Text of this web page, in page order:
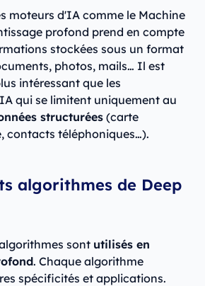
moteurs d'IA comme le Machine
profond prend en compte
stockées sous un format
photos, mails… Il est
intéressant que les
qui se limitent uniquement au
structurées (carte
contacts téléphoniques…).
algorithmes de Deep
sont utilisés en
. Chaque algorithme
spécificités et applications.